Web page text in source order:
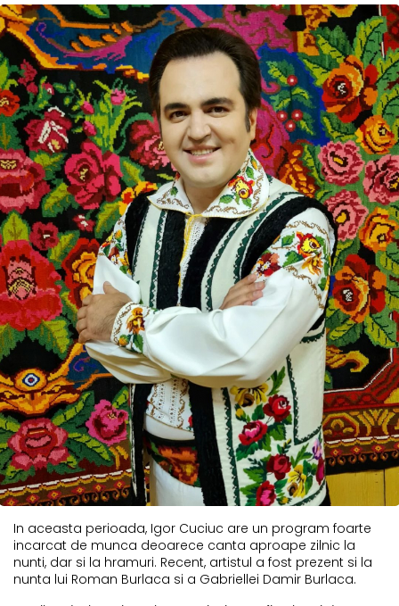
In aceasta perioada, Igor Cuciuc are un program foarte
incarcat de munca deoarece canta aproape zilnic la
nunti, dar si la hramuri. Recent, artistul a fost prezent si la
nunta lui Roman Burlaca si a Gabriellei Damir Burlaca.